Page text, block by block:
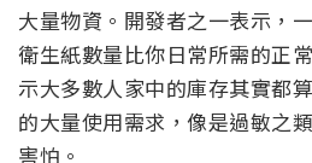
大量物資。開發者之一表示，
衛生紙數量比你日常所需的正
示大多數人家中的庫存其實都
的大量使用需求，像是過敏之
害怕。